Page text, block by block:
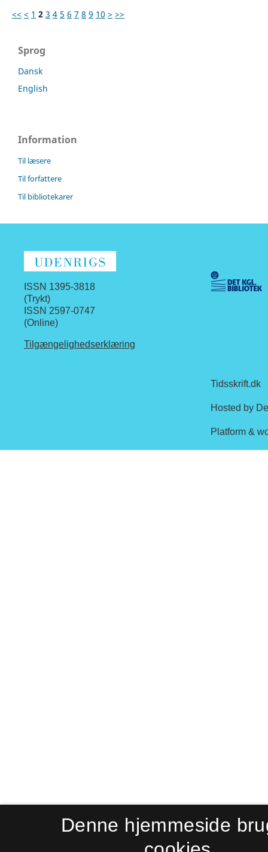
<< < 1 2 3 4 5 6 7 8 9 10 > >>
Sprog
Dansk
English
Information
Til læsere
Til forfattere
Til bibliotekarer
ISSN 1395-3818
(Trykt)
ISSN 2597-0747
(Online)
Tilgængelighedserklæring
Denne hjemmeside